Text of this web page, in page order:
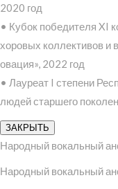
2020 год
• Кубок победителя XI
хоровых коллективов и
овация», 2022 год
• Лауреат I степени
людей старшего
ЗАКРЫТЬ
Народный вокальный
Народный вокальный